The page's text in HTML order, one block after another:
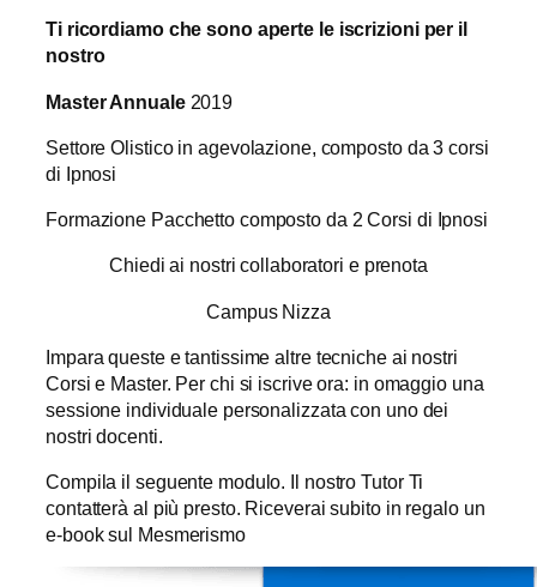
Ti ricordiamo che sono aperte le iscrizioni per il
nostro
Master Annuale 2019
Settore Olistico in agevolazione, composto da 3 corsi
di Ipnosi
Formazione Pacchetto composto da 2 Corsi di Ipnosi
Chiedi ai nostri collaboratori e prenota
Campus Nizza
Impara queste e tantissime altre tecniche ai nostri
Corsi e Master. Per chi si iscrive ora: in omaggio una
sessione individuale personalizzata con uno dei
nostri docenti.
Compila il seguente modulo. Il nostro Tutor Ti
contatterà al più presto. Riceverai subito in regalo un
e-book sul Mesmerismo